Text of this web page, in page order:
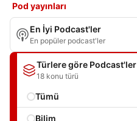
Pod yayınları
En İyi Podcast'ler
En popüler podcast'ler
Türlere göre Podcast'ler
18 konu türü
Tümü
Bilim